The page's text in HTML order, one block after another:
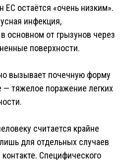
ЕС остаётся «очень низким».
инфекция,
основном от грызунов через
поверхности.
вызывает почечную форму
— тяжелое поражение легких
считается крайне
для отдельных случаев
Специфического